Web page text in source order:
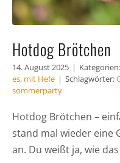
Hotdog Brötchen
14. August 2025 | Kategorien:
es, mit Hefe | Schlagwörter:
sommerparty
Hotdog Brötchen –
stand mal wieder eine
an. Du weißt ja, wie